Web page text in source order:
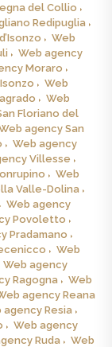
del Collio
Redipuglia
Web
Web agency
Moraro
Web
Web
Floriano del
agency San
Web agency
Villesse
Web
Valle-Dolina
Web agency
Povoletto
Pradamano
Web
Web agency
Ragogna
Web
agency Reana
agency Resia
Web agency
Ruda
Web